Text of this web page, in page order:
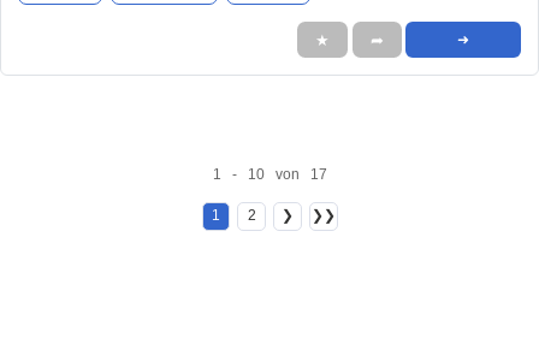
★ ➦ ➜
1 - 10 von 17
1 2 ❯ ❯❯